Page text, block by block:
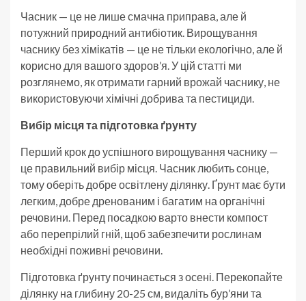
Часник — це не лише смачна приправа, але й
потужний природний антибіотик. Вирощування
часнику без хімікатів — це не тільки екологічно, але й
корисно для вашого здоров’я. У цій статті ми
розглянемо, як отримати гарний врожай часнику, не
використовуючи хімічні добрива та пестициди.
Вибір місця та підготовка ґрунту
Перший крок до успішного вирощування часнику —
це правильний вибір місця. Часник любить сонце,
тому оберіть добре освітлену ділянку. Ґрунт має бути
легким, добре дренованим і багатим на органічні
речовини. Перед посадкою варто внести компост
або перепрілий гній, щоб забезпечити рослинам
необхідні поживні речовини.
Підготовка ґрунту починається з осені. Перекопайте
ділянку на глибину 20-25 см, видаліть бур’яни та